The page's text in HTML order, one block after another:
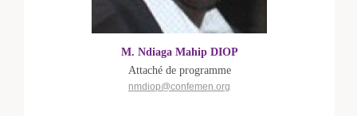
M. Ndiaga Mahip DIOP
Attaché de programme
nmdiop@confemen.org